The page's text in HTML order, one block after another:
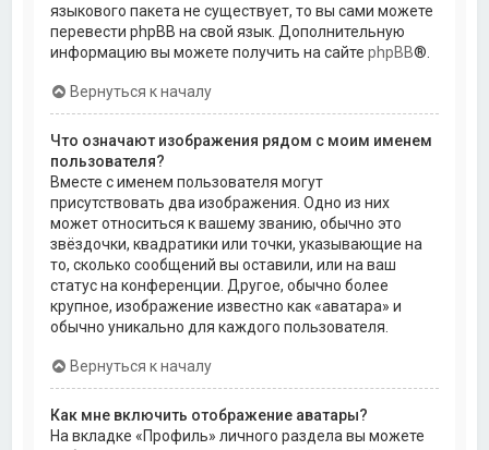
языкового пакета не существует, то вы сами можете
перевести phpBB на свой язык. Дополнительную
информацию вы можете получить на сайтеphpBB®.
Вернуться к началу
Что означают изображения рядом с моим именем
пользователя?
Вместе с именем пользователя могут
присутствовать два изображения. Одно из них
может относиться к вашему званию, обычно это
звёздочки, квадратики или точки, указывающие на
то, сколько сообщений вы оставили, или на ваш
статус на конференции. Другое, обычно более
крупное, изображение известно как «аватара» и
обычно уникально для каждого пользователя.
Вернуться к началу
Как мне включить отображение аватары?
На вкладке «Профиль» личного раздела вы можете